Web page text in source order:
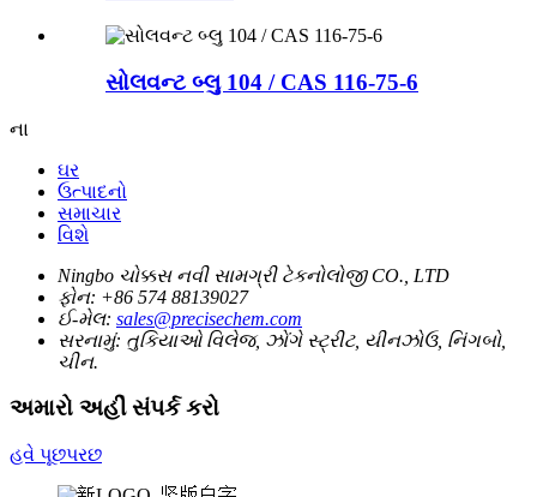
સોલવન્ટ બ્લુ 104 / CAS 116-75-6
ના
ઘર
ઉત્પાદનો
સમાચાર
વિશે
Ningbo ચોક્કસ નવી સામગ્રી ટેકનોલોજી CO., LTD
ફોન: +86 574 88139027
ઈ-મેલ: sales@precisechem.com
સરનામું: તુકિયાઓ વિલેજ, ઝોંગે સ્ટ્રીટ, યીનઝોઉ, નિંગબો,
ચીન.
અમારો અહીં સંપર્ક કરો
હવે પૂછપરછ